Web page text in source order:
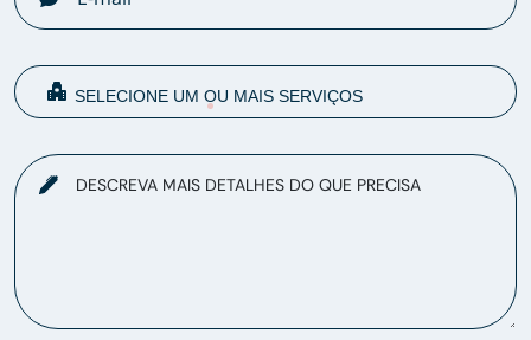
DESCREVA MAIS DETALHES DO QUE PRECISA